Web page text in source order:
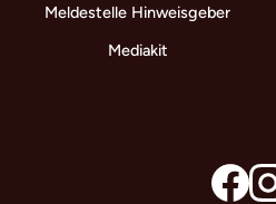
Meldestelle Hinweisgeber
Mediakit